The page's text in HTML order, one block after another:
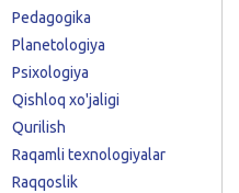
Pedagogika
Planetologiya
Psixologiya
Qishloq xo'jaligi
Qurilish
Raqamli texnologiyalar
Raqqoslik